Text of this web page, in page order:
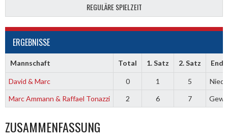
REGULÄRE SPIELZEIT
ERGEBNISSE
Mannschaft Total 1. Satz 2. Satz
David & Marc 0 1 5
Marc Ammann & Raffael Tonazzi
2 6 7
ZUSAMMENFASSUNG